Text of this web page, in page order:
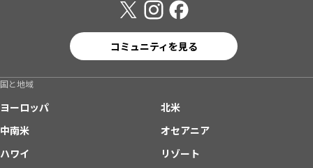
コミュニティを見る
国と地域
ヨーロッパ
北米
中南米
オセアニア
ハワイ
リゾート